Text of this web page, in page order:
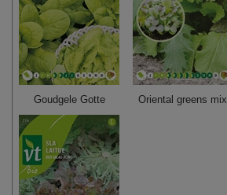
Goudgele Gotte Oriental greens mix